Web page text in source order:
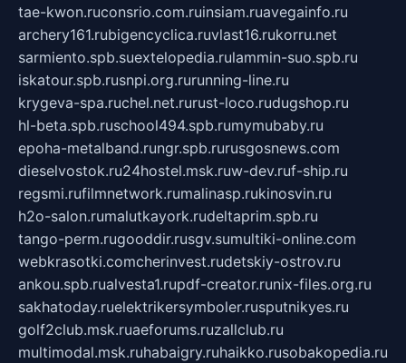
tae-kwon.ruconsrio.com.ruinsiam.ruavegainfo.ru
archery161.rubigencyclica.ruvlast16.rukorru.net
sarmiento.spb.suextelopedia.rulammin-suo.spb.ru
iskatour.spb.rusnpi.org.rurunning-line.ru
krygeva-spa.ruchel.net.rurust-loco.rudugshop.ru
hl-beta.spb.ruschool494.spb.rumymubaby.ru
epoha-metalband.rungr.spb.rurusgosnews.com
dieselvostok.ru24hostel.msk.ruw-dev.ruf-ship.ru
regsmi.rufilmnetwork.rumalinasp.rukinosvin.ru
h2o-salon.rumalutkayork.rudeltaprim.spb.ru
tango-perm.rugooddir.rusgv.sumultiki-online.com
webkrasotki.comcherinvest.rudetskiy-ostrov.ru
ankou.spb.rualvesta1.rupdf-creator.runix-files.org.ru
sakhatoday.ruelektrikersymboler.rusputnikyes.ru
golf2club.msk.ruaeforums.ruzallclub.ru
multimodal.msk.ruhabaigry.ruhaikko.rusobakopedia.ru